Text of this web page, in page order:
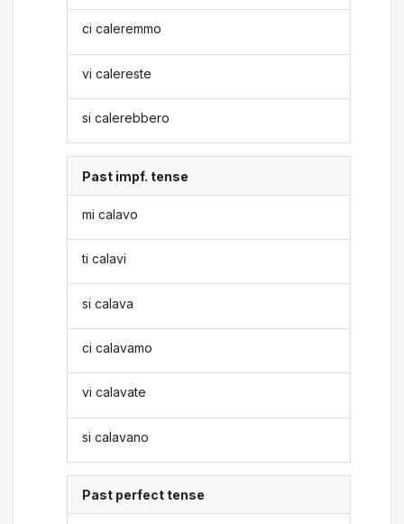
ci caleremmo
vi calereste
si calerebbero
Past impf. tense
mi calavo
ti calavi
si calava
ci calavamo
vi calavate
si calavano
Past perfect tense